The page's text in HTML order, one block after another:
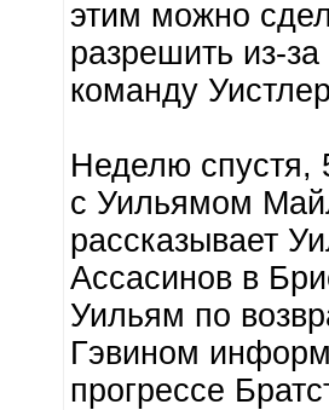
этим можно
разрешить из-
команду
Неделю спустя,
с Уильямом
рассказывает
Ассасинов в
Уильям по
Гэвином
прогрессе